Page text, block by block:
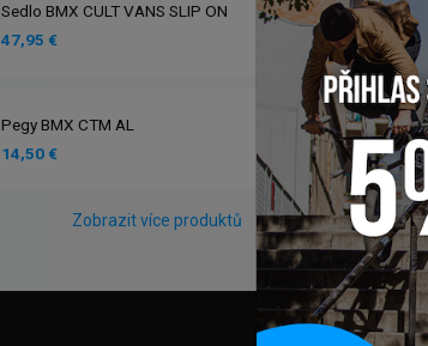
Sedlo BMX CULT VANS SLIP ON
47,95 €
Pegy BMX CTM AL
14,50 €
Zobrazit více produktů